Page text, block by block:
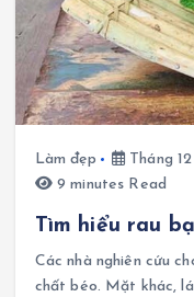
Làm đẹp Tháng
9 minutes Read
Tìm hiểu rau
Các nhà nghiên cứu
chất béo. Mặt khác,